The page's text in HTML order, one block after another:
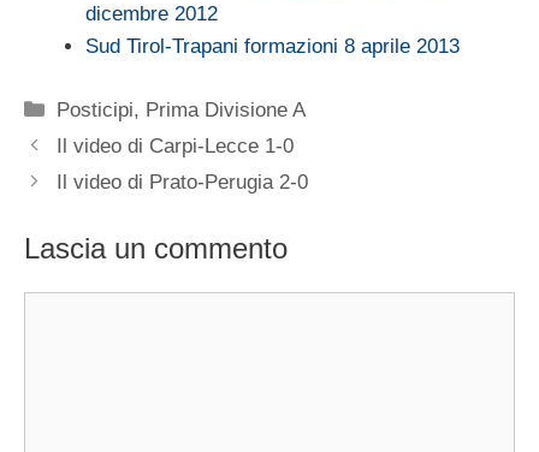
dicembre 2012
Sud Tirol-Trapani formazioni 8 aprile 2013
Categorie
Posticipi, Prima Divisione A
Il video di Carpi-Lecce 1-0
Il video di Prato-Perugia 2-0
Lascia un commento